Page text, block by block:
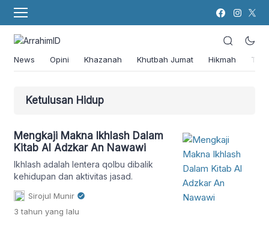
News Opini Khazanah Khutbah Jumat Hikmah
Ketulusan Hidup
Mengkaji Makna Ikhlash Dalam
Kitab Al Adzkar An Nawawi
Ikhlash adalah lentera qolbu dibalik
kehidupan dan aktivitas jasad.
Sirojul Munir
3 tahun yang lalu